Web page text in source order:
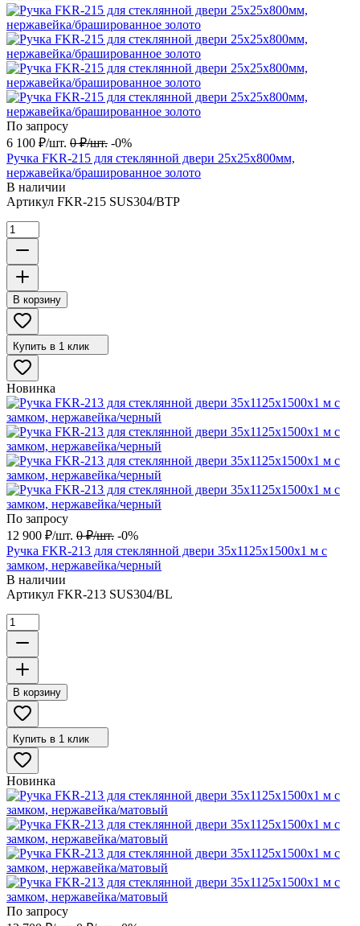
По запросу
6 100 ₽/шт. 0 ₽/шт. -0%
Ручка FKR-215 для стеклянной двери 25х25х800мм,
нержавейка/брашированное золото
В наличии
Артикул FKR-215 SUS304/BTP
В корзину
Купить в 1 клик
Новинка
По запросу
12 900 ₽/шт. 0 ₽/шт. -0%
Ручка FKR-213 для стеклянной двери 35x1125х1500х1 м с
замком, нержавейка/черный
В наличии
Артикул FKR-213 SUS304/BL
В корзину
Купить в 1 клик
Новинка
По запросу